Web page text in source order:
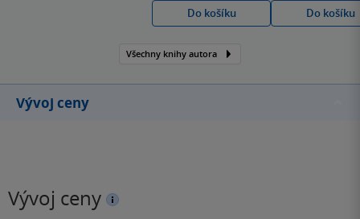
Do košíku
Do košíku
Všechny knihy autora
Vývoj ceny
Vývoj ceny